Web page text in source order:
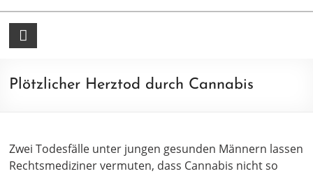
Plötzlicher Herztod durch Cannabis
Zwei Todesfälle unter jungen gesunden Männern lassen
Rechtsmediziner vermuten, dass Cannabis nicht so